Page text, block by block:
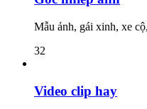
Mẫu ảnh, gái xinh, xe
32
Video clip hay